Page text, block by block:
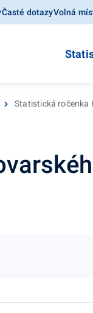
Časté dotazyVolná
Statistická ročenka